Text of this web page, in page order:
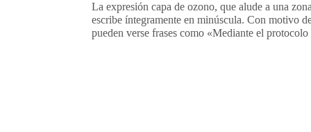
La expresión capa de ozono, que alude a una
escribe íntegramente en minúscula. Con motivo
pueden verse frases como «Mediante el